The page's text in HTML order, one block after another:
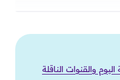
والقنوات الناقلة